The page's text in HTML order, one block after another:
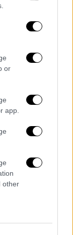
or
app.
other
στο
από